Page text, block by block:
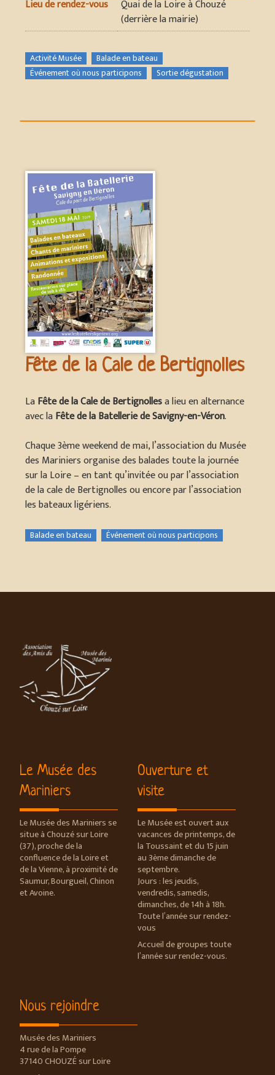
Lieu de rendez-vous
Quai de la Loire à Chouzé
(derrière la mairie)
Activité Musée
Balade en bateau
Événement où nous participons
Sortie dégustation
Fête de la Cale de Bertignolles
LaFête de la Cale de Bertignollesa lieu en alternance
avec laFête de la Batellerie de Savigny-en-Véron.
Chaque 3ème weekend de mai, l’association du Musée
des Mariniers organise des balades toute la journée
sur la Loire – en tant qu’invitée ou par l’association
de la cale de Bertignolles ou encore par l’association
les bateaux ligériens.
Balade en bateau Événement où nous participons
Le Musée des
Mariniers
Le Musée des Mariniers se
situe à Chouzé sur Loire
(37), proche de la
confluence de la Loire et
de la Vienne, à proximité de
Saumur, Bourgueil, Chinon
et Avoine.
Ouverture et
visite
Le Musée est ouvert aux
vacances de printemps, de
la Toussaint et du 15 juin
au 3ème dimanche de
septembre.
Jours : les jeudis,
vendredis, samedis,
dimanches, de 14h à 18h.
Toute l’année sur rendez-
vous
Accueil de groupes toute
l’année sur rendez-vous.
Nous rejoindre
Musée des Mariniers
4 rue de la Pompe
37140 CHOUZÉ sur Loire